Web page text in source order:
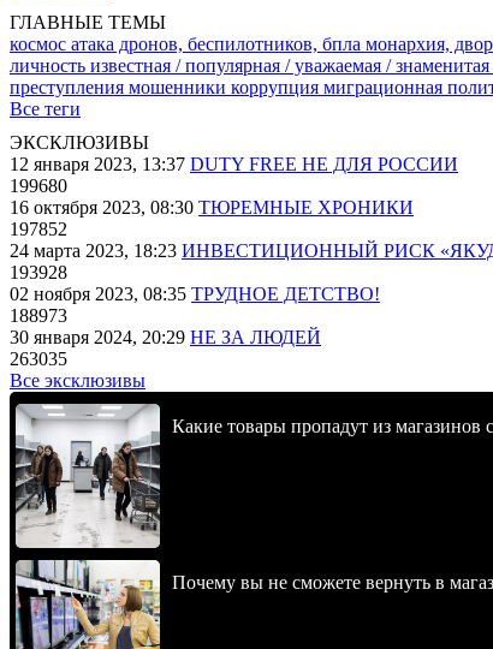
ГЛАВНЫЕ ТЕМЫ
космос атака дронов, беспилотников, бпла монархия,
личность известная / популярная / уважаемая /
преступления мошенники коррупция миграционная
Все теги
ЭКСКЛЮЗИВЫ
12 января 2023, 13:37 DUTY FREE НЕ ДЛЯ РОССИИ
199680
16 октября 2023, 08:30 ТЮРЕМНЫЕ ХРОНИКИ
197852
24 марта 2023, 18:23 ИНВЕСТИЦИОННЫЙ РИСК
193928
02 ноября 2023, 08:35 ТРУДНОЕ ДЕТСТВО!
188973
30 января 2024, 20:29 НЕ ЗА ЛЮДЕЙ
263035
Все эксклюзивы
Какие товары пропадут из магазинов
Почему вы не сможете вернуть в